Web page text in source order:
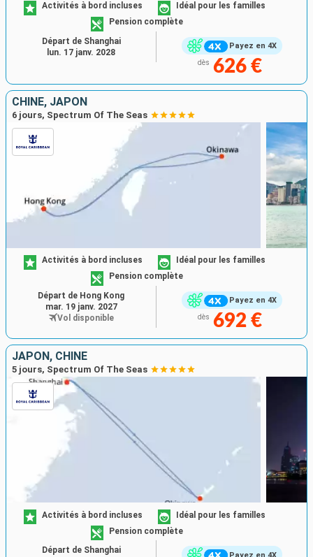
Payez en 4X
Activités à bord incluses
Idéal pour les familles
Pension complète
dès 626 €
Départ de Shanghai
lun. 17 janv. 2028
CHINE, JAPON
6 jours, Spectrum Of The Seas
Payez en 4X
Activités à bord incluses
Idéal pour les familles
Pension complète
dès 692 €
Départ de Hong Kong
mar. 19 janv. 2027
Vol disponible
JAPON, CHINE
5 jours, Spectrum Of The Seas
Payez en 4X
Activités à bord incluses
Idéal pour les familles
Pension complète
Départ de Shanghai